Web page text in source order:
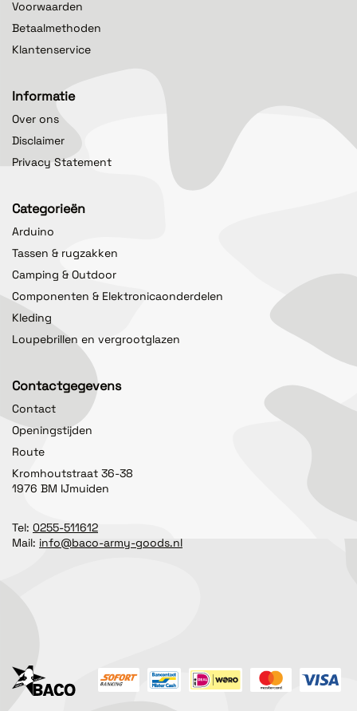
Voorwaarden
Betaalmethoden
Klantenservice
Informatie
Over ons
Disclaimer
Privacy Statement
Categorieën
Arduino
Tassen & rugzakken
Camping & Outdoor
Componenten & Elektronicaonderdelen
Kleding
Loupebrillen en vergrootglazen
Contactgegevens
Contact
Openingstijden
Route
Kromhoutstraat 36-38
1976 BM IJmuiden
Tel: 0255-511612
Mail: info@baco-army-goods.nl